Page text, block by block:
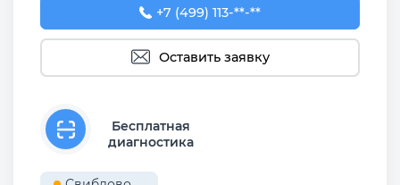
+7 (499) 113-48-69
+7 (499) 113-**-**
Оставить заявку
Бесплатная
диагностика